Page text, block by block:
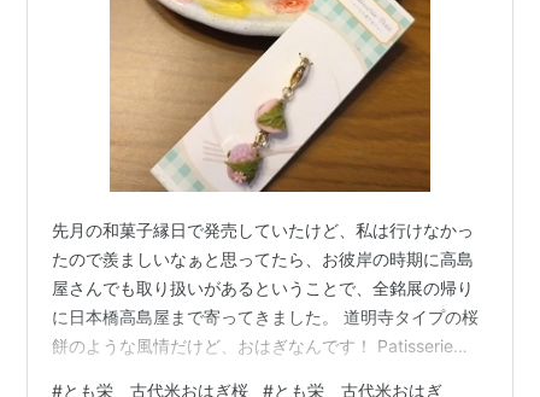
先月の和菓子縁日で発売していたけど、私は行けなかっ
たので羨ましいなぁと思ってたら、お彼岸の時期に高島
屋さんでも取り扱いがあるということで、全銘展の帰り
に日本橋高島屋まで寄ってきました。 道明寺タイプの桜
餅のような風情だけど、おはぎなんです！ Patisserie
#とも栄 古代米おはぎ桜 #とも栄 古代米おはぎ